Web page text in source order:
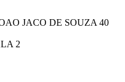
JACO DE SOUZA 40
2